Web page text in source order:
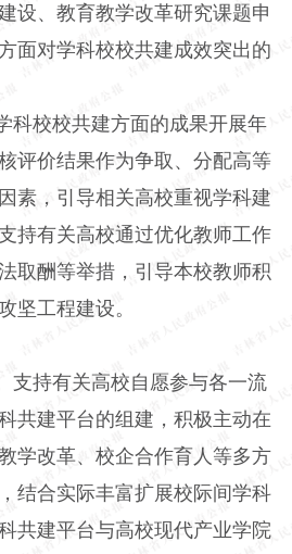
设、教育教学改革研究课题申
面对学科校校共建成效突出的
校校共建方面的成果开展年
评价结果作为争取、分配高等
素，引导相关高校重视学科建
持有关高校通过优化教师工作
取酬等举措，引导本校教师积
坚工程建设。
持有关高校自愿参与各一流
共建平台的组建，积极主动在
学改革、校企合作育人等多方
结合实际丰富扩展校际间学科
共建平台与高校现代产业学院